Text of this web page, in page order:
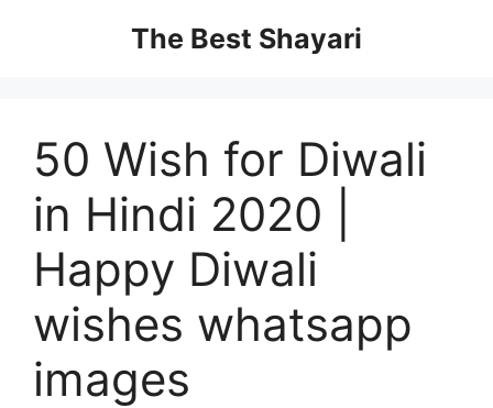
The Best Shayari
50 Wish for Diwali
in Hindi 2020 |
Happy Diwali
wishes whatsapp
images